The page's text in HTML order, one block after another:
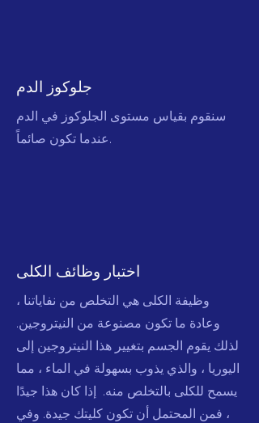
جلوكوز الدم
سنقوم بقياس مستوى الجلوكوز في الدم
عندما تكون صائماً.
اختبار وظائف الكلى
وظيفة الكلى هي التخلص من نفاياتنا ،
وعادة ما تكون مصنوعة من النيتروجين.
لذلك يقوم الجسم بتغيير هذا النيتروجين إلى
اليوريا ، والذي يذوب بسهولة في الماء ، مما
يسمح للكلى بالتخلص منه. إذا كان هذا جيدًا
، فمن المحتمل أن تكون كليتك جيدة. وفي